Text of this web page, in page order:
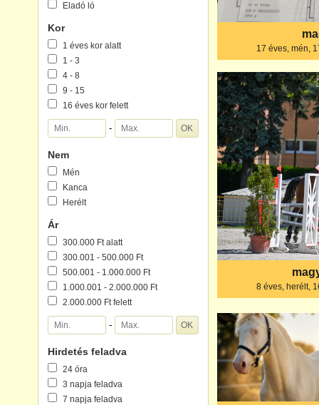
Eladó ló
Kor
1 éves kor alatt
1 - 3
4 - 8
9 - 15
16 éves kor felett
-
Nem
Mén
Kanca
Herélt
Ár
300.000 Ft alatt
300.001 - 500.000 Ft
500.001 - 1.000.000 Ft
1.000.001 - 2.000.000 Ft
2.000.000 Ft felett
-
Hirdetés feladva
24 óra
3 napja feladva
7 napja feladva
17 éves, mén,
8 éves, herélt,